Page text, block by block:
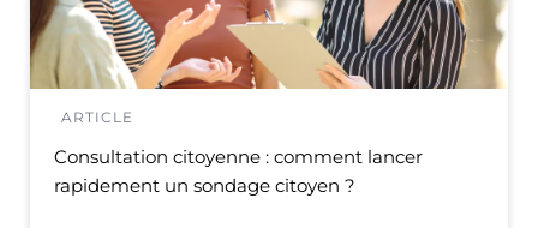
ARTICLE
Consultation citoyenne : comment lancer
rapidement un sondage citoyen ?